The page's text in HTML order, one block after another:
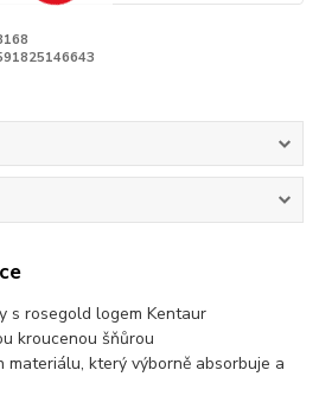
s rosegold logem Kentaur
kroucenou šňůrou
který výborně absorbuje a